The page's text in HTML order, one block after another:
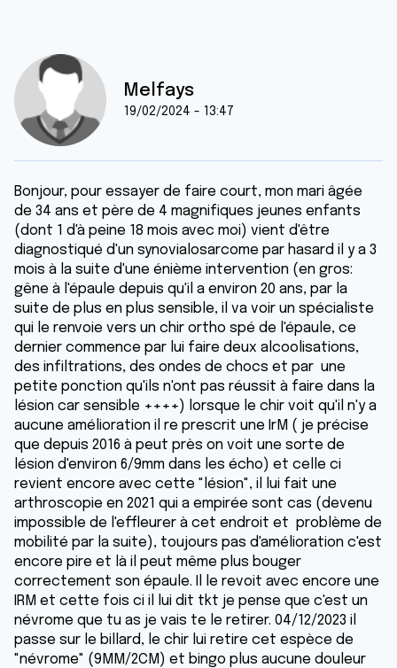
Melfays
19/02/2024 - 13:47
Bonjour, pour essayer de faire court, mon mari âgée
de 34 ans et père de 4 magnifiques jeunes enfants
(dont 1 d'à peine 18 mois avec moi) vient d'être
diagnostiqué d'un synovialosarcome par hasard il y a 3
mois à la suite d'une énième intervention (en gros:
gêne à l'épaule depuis qu'il a environ 20 ans, par la
suite de plus en plus sensible, il va voir un spécialiste
qui le renvoie vers un chir ortho spé de l'épaule, ce
dernier commence par lui faire deux alcoolisations,
des infiltrations, des ondes de chocs et par une
petite ponction qu'ils n'ont pas réussit à faire dans la
lésion car sensible ++++) lorsque le chir voit qu'il n'y a
aucune amélioration il re prescrit une IrM ( je précise
que depuis 2016 à peut près on voit une sorte de
lésion d'environ 6/9mm dans les écho) et celle ci
revient encore avec cette "lésion", il lui fait une
arthroscopie en 2021 qui a empirée sont cas (devenu
impossible de l'effleurer à cet endroit et problème de
mobilité par la suite), toujours pas d'amélioration c'est
encore pire et là il peut même plus bouger
correctement son épaule. Il le revoit avec encore une
IRM et cette fois ci il lui dit tkt je pense que c'est un
névrome que tu as je vais te le retirer. 04/12/2023 il
passe sur le billard, le chir lui retire cet espèce de
"névrome" (9MM/2CM) et bingo plus aucune douleur